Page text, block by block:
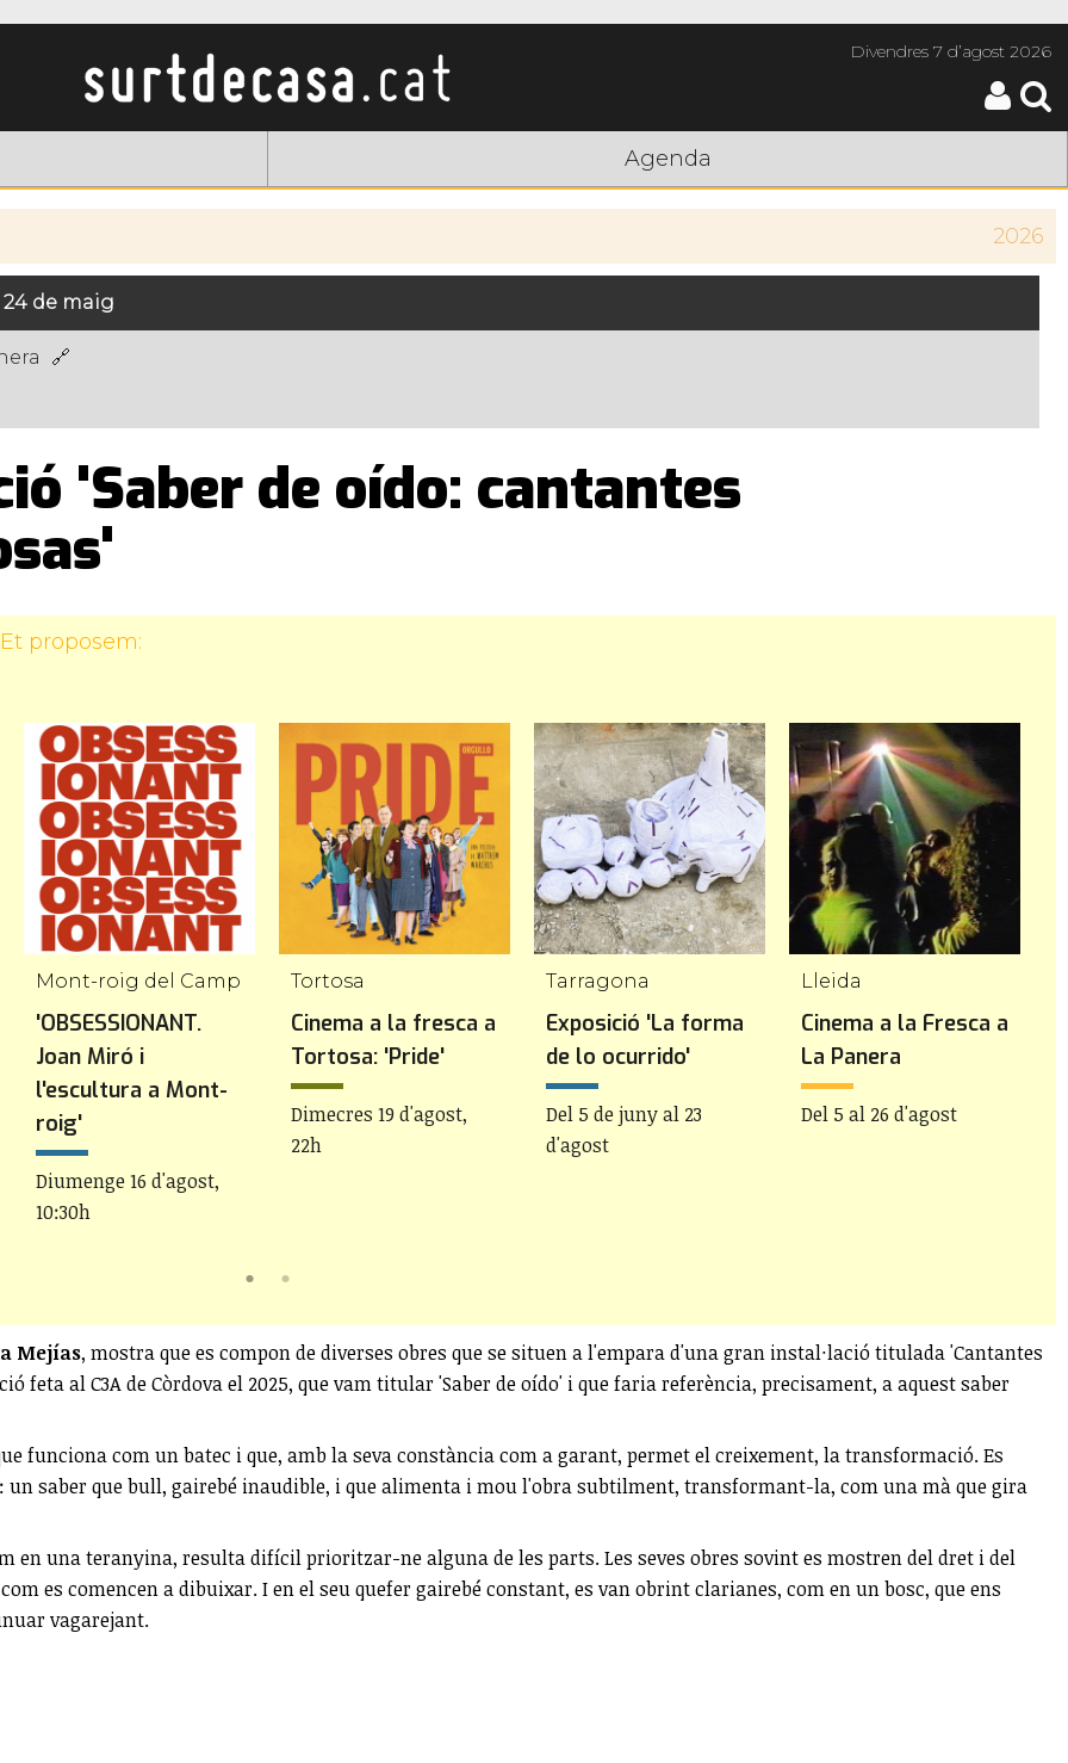
Divendres7 d’agost 2026
Agenda
2026
24 de maig
'Saber de oído: cantantes
proposem:
Mont-roig del Camp
'OBSESSIONANT.
Joan Miró i
l'escultura a Mont-
roig'
Diumenge 16 d'agost,
10:30h
Tortosa
Cinema a la fresca a
Tortosa: 'Pride'
Dimecres 19 d'agost,
22h
Tarragona
Exposició 'La forma
de lo ocurrido'
Del 5 de juny al 23
d'agost
Lleida
Cinema a la Fresca a
La Panera
Del 5 al 26 d'agost
Mejías, mostra que es compon de diverses obres que se situen a l'empara d'una gran instal·lació titulada 'Cantantes
al C3A de Còrdova el 2025, que vam titular 'Saber de oído' i que faria referència, precisament, a aquest saber
funciona com un batec i que, amb la seva constància com a garant, permet el creixement, la transformació. Es
saber que bull, gairebé inaudible, i que alimenta i mou l'obra subtilment, transformant-la, com una mà que gira
en una teranyina, resulta difícil prioritzar-ne alguna de les parts. Les seves obres sovint es mostren del dret i del
es comencen a dibuixar. I en el seu quefer gairebé constant, es van obrint clarianes, com en un bosc, que ens
vagarejant.